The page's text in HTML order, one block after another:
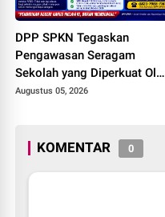
DPP SPKN Tegaskan
Pengawasan Seragam
Sekolah yang Diperkuat Oleh
Peryataan Plt. KADISDIK
Augustus 05, 2026
KOMENTAR 0